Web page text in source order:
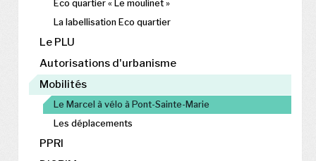
Eco quartier « Le moulinet »
La labellisation Eco quartier
Le PLU
Autorisations d'urbanisme
Mobilités
Le Marcel à vélo à Pont-Sainte-Marie
Les déplacements
PPRI